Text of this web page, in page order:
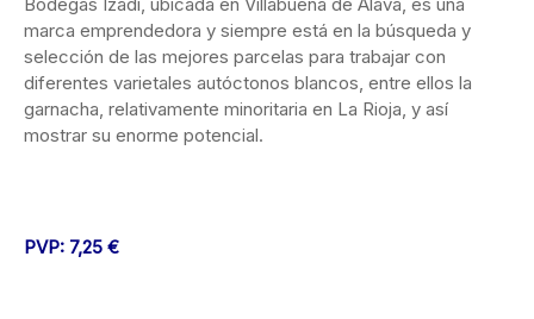
marca emprendedora y siempre está en la búsqueda y
selección de las mejores parcelas para trabajar con
diferentes varietales autóctonos blancos, entre ellos la
garnacha, relativamente minoritaria en La Rioja, y así
mostrar su enorme potencial.
PVP: 7,25 €